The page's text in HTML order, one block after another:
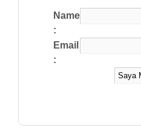
Name
:
Email
: